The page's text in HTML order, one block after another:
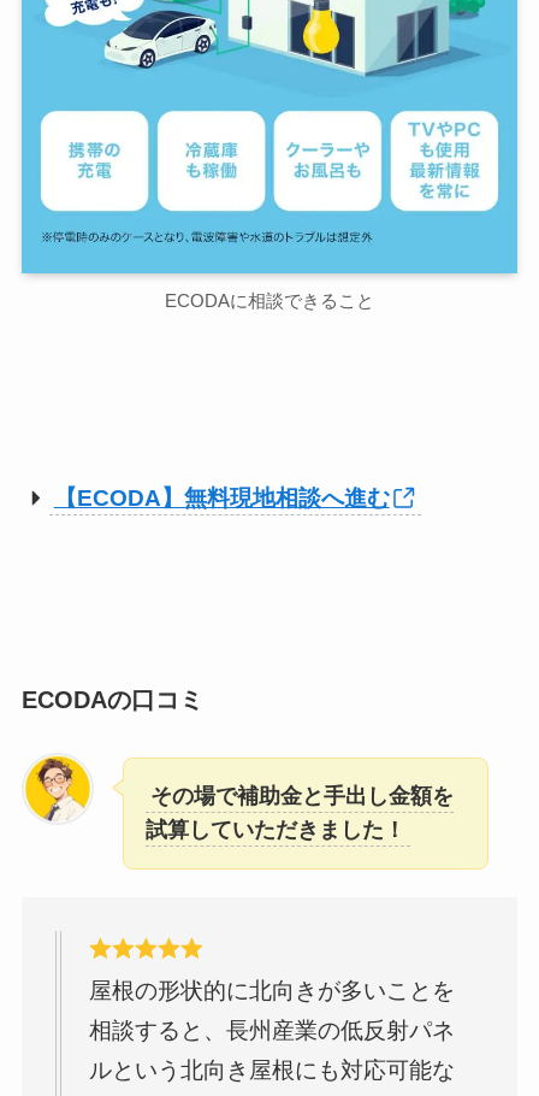
ECODAに相談できること
【ECODA】無料現地相談へ進む
ECODAの口コミ
その場で補助金と手出し金額を
試算していただきました！
屋根の形状的に北向きが多いことを
相談すると、長州産業の低反射パネ
ルという北向き屋根にも対応可能な